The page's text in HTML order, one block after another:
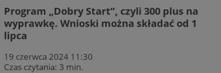
Program „Dobry Start”, czyli 300 plus na
wyprawkę. Wnioski można składać od 1
lipca
19 czerwca 2024 11:30
Czas czytania: 3 min.